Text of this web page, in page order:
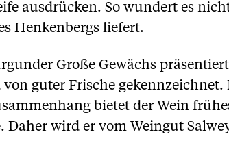
ausdrücken. So wundert es
Henkenbergs liefert.
Große Gewächs
guter Frische
bietet der Wein
Daher wird er vom Weingut